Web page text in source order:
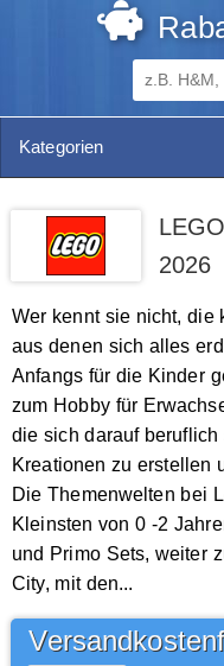
Kategorien
2026
Wer kennt sie nicht, die
aus denen sich alles
Anfangs für die Kinder
zum Hobby für
die sich darauf
Kreationen zu erstellen
Die Themenwelten bei
Kleinsten von 0 -2
und Primo Sets, weiter
City, mit den...